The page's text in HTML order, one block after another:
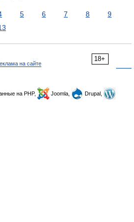
5 6 7 8
9
18+
на сайте
на PHP, Joomla,
Drupal,